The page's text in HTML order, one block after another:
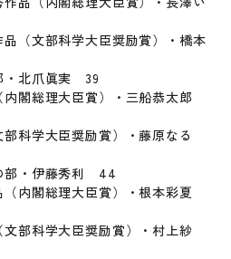
（文部科学大臣奨励賞）・橋本
・北爪眞実 39
内閣総理大臣賞）・三船恭太郎
科学大臣奨励賞）・藤原なる
部・伊藤秀利 44
内閣総理大臣賞）・根本彩夏
部科学大臣奨励賞）・村上紗